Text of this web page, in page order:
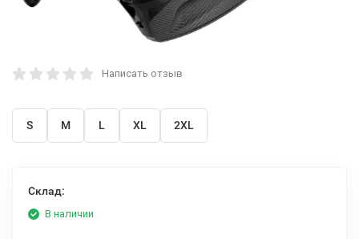
Написать отзыв
S M L XL 2XL
Склад:
В наличии